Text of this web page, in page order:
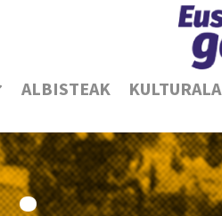
ALBISTEAK KULTURALA